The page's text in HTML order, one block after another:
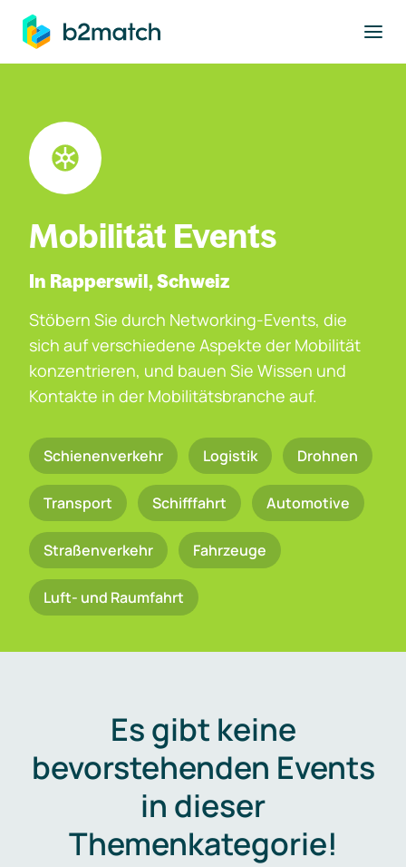
springen
Mobilität Events
In Rapperswil, Schweiz
Stöbern Sie durch Networking-Events, die
sich auf verschiedene Aspekte der Mobilität
konzentrieren, und bauen Sie Wissen und
Kontakte in der Mobilitätsbranche auf.
Schienenverkehr Logistik Drohnen
Transport Schifffahrt Automotive
Straßenverkehr Fahrzeuge
Luft- und Raumfahrt
Es gibt keine
bevorstehenden Events
in dieser
Themenkategorie!